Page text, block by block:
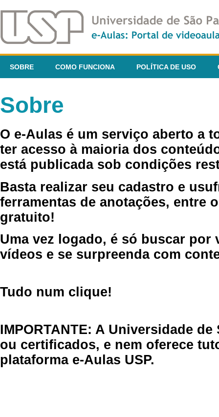
SOBRE COMO FUNCIONA POLÍTICA DE USO
Sobre
O e-Aulas é um serviço aberto a
ter acesso à maioria dos
está publicada sob condições
Basta realizar seu cadastro e
ferramentas de anotações, entre
gratuito!
Uma vez logado, é só buscar por
vídeos e se surpreenda com
Tudo num clique!
IMPORTANTE: A Universidade
ou certificados, e nem oferece
plataforma e-Aulas USP.